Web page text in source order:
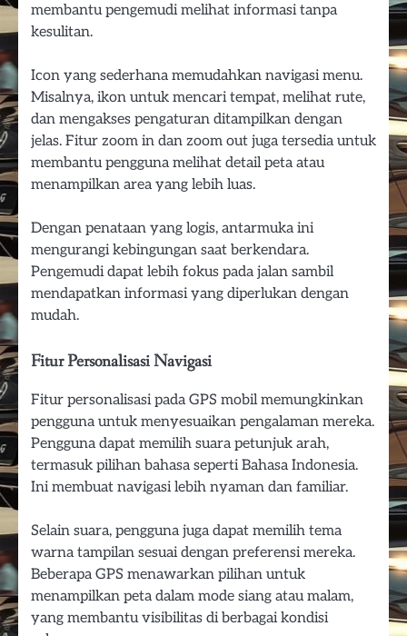
membantu pengemudi melihat informasi tanpa
kesulitan.
Icon yang sederhana memudahkan navigasi menu.
Misalnya, ikon untuk mencari tempat, melihat rute,
dan mengakses pengaturan ditampilkan dengan
jelas. Fitur zoom in dan zoom out juga tersedia untuk
membantu pengguna melihat detail peta atau
menampilkan area yang lebih luas.
Dengan penataan yang logis, antarmuka ini
mengurangi kebingungan saat berkendara.
Pengemudi dapat lebih fokus pada jalan sambil
mendapatkan informasi yang diperlukan dengan
mudah.
Fitur Personalisasi Navigasi
Fitur personalisasi pada GPS mobil memungkinkan
pengguna untuk menyesuaikan pengalaman mereka.
Pengguna dapat memilih suara petunjuk arah,
termasuk pilihan bahasa seperti Bahasa Indonesia.
Ini membuat navigasi lebih nyaman dan familiar.
Selain suara, pengguna juga dapat memilih tema
warna tampilan sesuai dengan preferensi mereka.
Beberapa GPS menawarkan pilihan untuk
menampilkan peta dalam mode siang atau malam,
yang membantu visibilitas di berbagai kondisi